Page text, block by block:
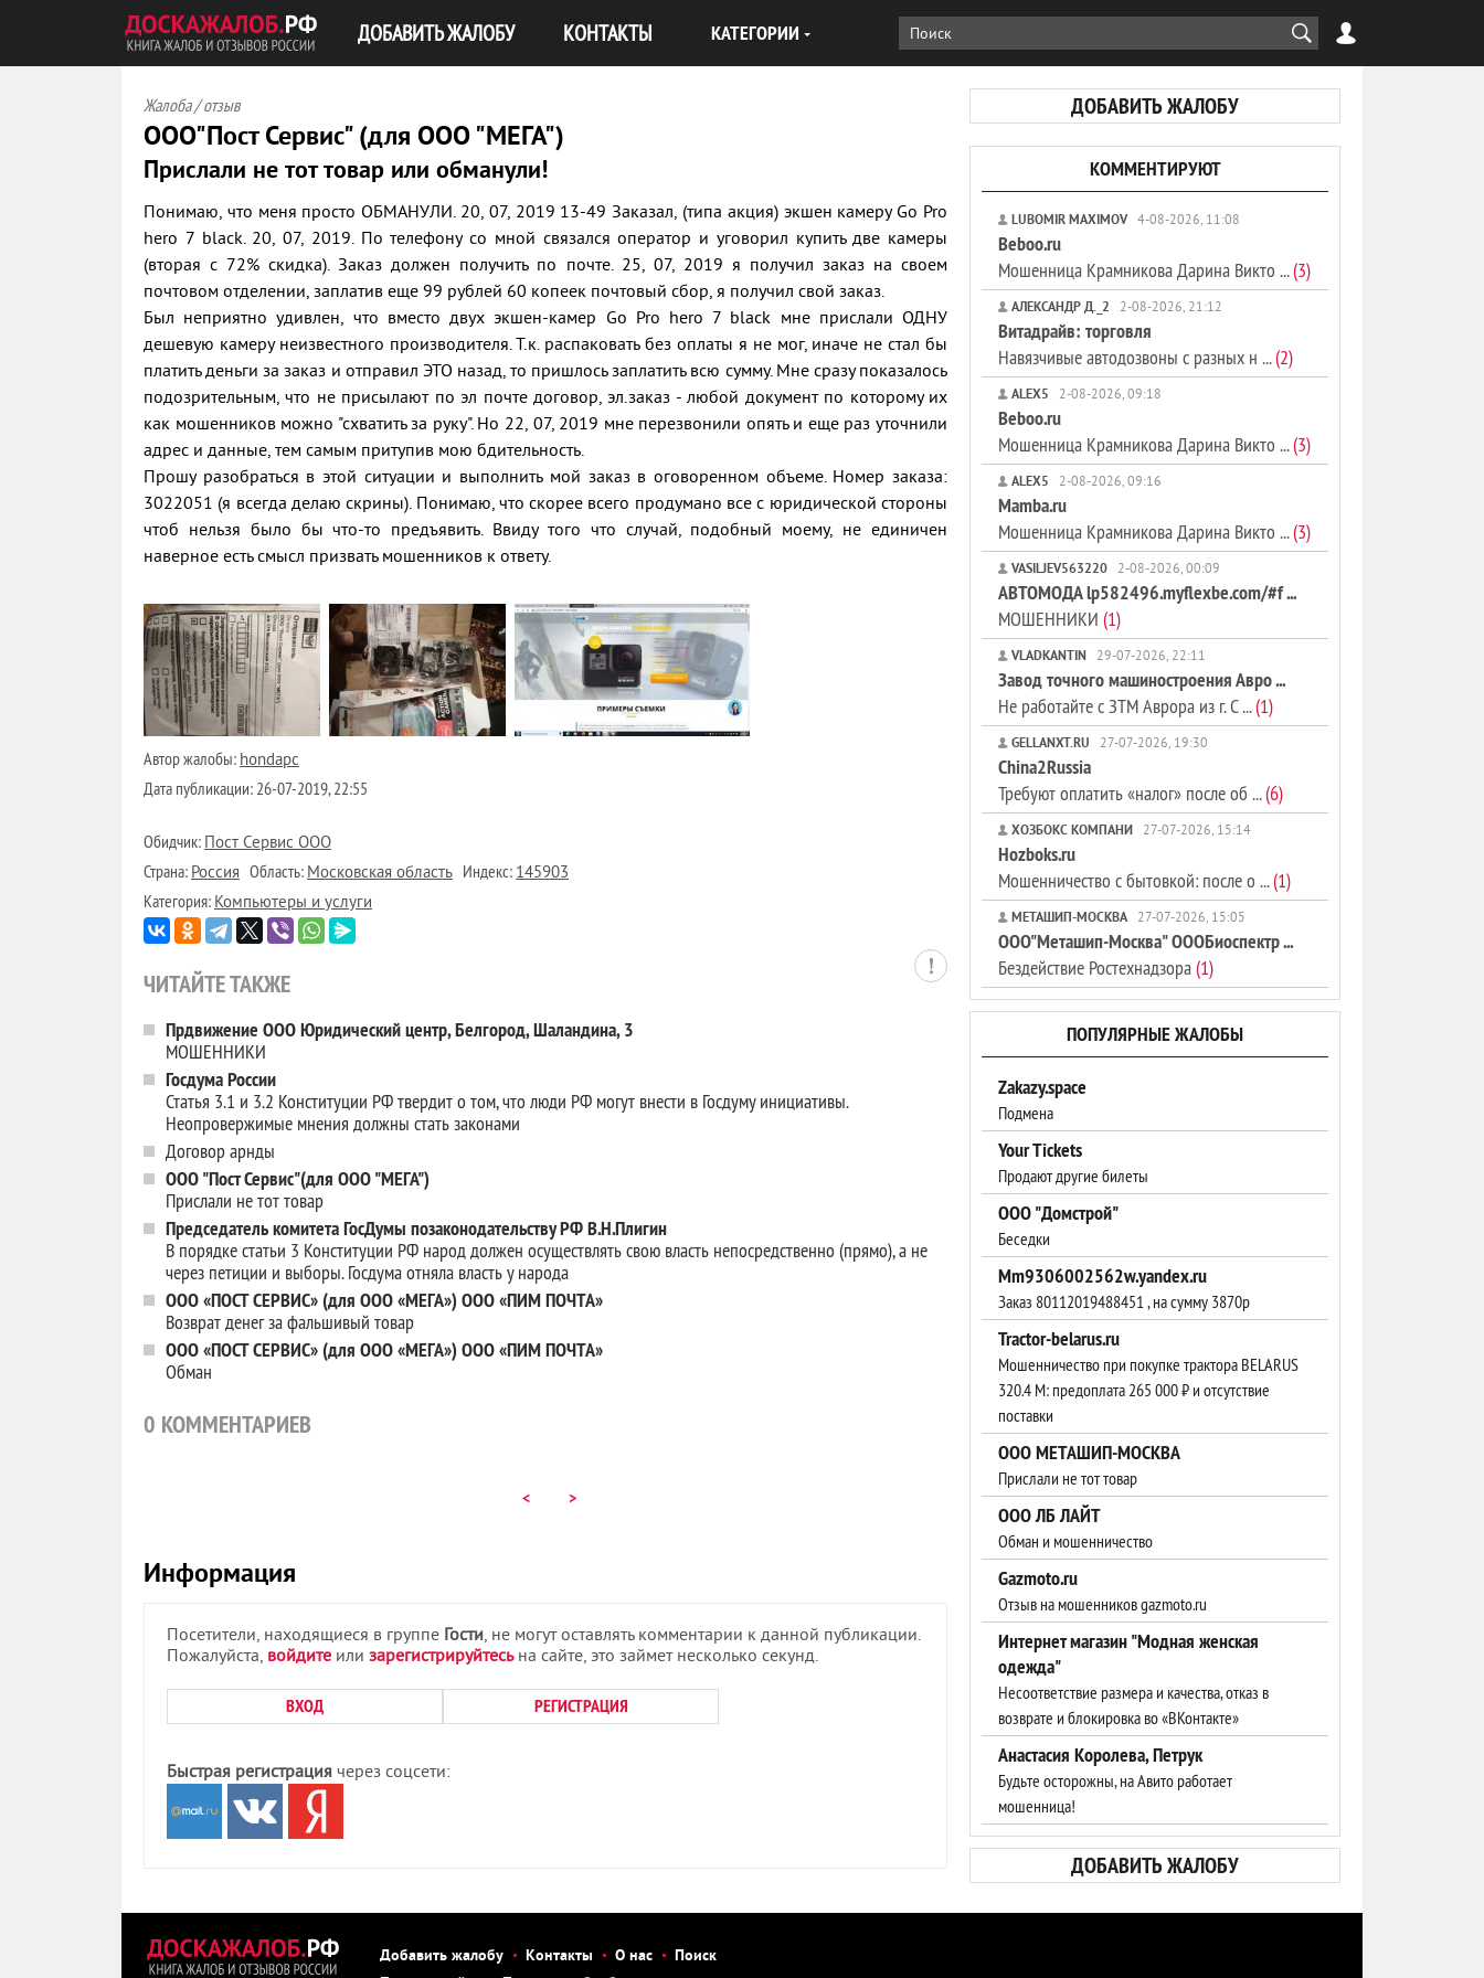
ДОБАВИТЬ ЖАЛОБУ КОНТАКТЫ КАТЕГОРИИ
ДОБАВИТЬ ЖАЛОБУ
Жалоба / отзыв
ООО"Пост Сервис" (для ООО "МЕГА")
Прислали не тот товар или обманули!
Понимаю, что меня просто ОБМАНУЛИ. 20, 07, 2019 13-49 Заказал, (типа акция) экшен камеру Go Pro
hero 7 black. 20, 07, 2019. По телефону со мной связался оператор и уговорил купить две камеры
(вторая с 72% скидка). Заказ должен получить по почте. 25, 07, 2019 я получил заказ на своем
почтовом отделении, заплатив еще 99 рублей 60 копеек почтовый сбор, я получил свой заказ.
Был неприятно удивлен, что вместо двух экшен-камер Go Pro hero 7 black мне прислали ОДНУ
дешевую камеру неизвестного производителя. Т.к. распаковать без оплаты я не мог, иначе не стал бы
платить деньги за заказ и отправил ЭТО назад, то пришлось заплатить всю сумму. Мне сразу показалось
подозрительным, что не присылают по эл почте договор, эл.заказ - любой документ по которому их
как мошенников можно "схватить за руку". Но 22, 07, 2019 мне перезвонили опять и еще раз уточнили
адрес и данные, тем самым притупив мою бдительность.
Прошу разобраться в этой ситуации и выполнить мой заказ в оговоренном объеме. Номер заказа:
3022051 (я всегда делаю скрины). Понимаю, что скорее всего продумано все с юридической стороны
чтоб нельзя было бы что-то предъявить. Ввиду того что случай, подобный моему, не единичен
наверное есть смысл призвать мошенников к ответу.
Автор жалобы:hondapc
Дата публикации: 26-07-2019, 22:55
Обидчик:Пост Сервис ООО
Страна:Россия Область:Московская область Индекс:145903
Категория:Компьютеры и услуги
ЧИТАЙТЕ ТАКЖЕ
Прдвижение ООО Юридический центр, Белгород, Шаландина, 3
МОШЕННИКИ
Госдума России
Статья 3.1 и 3.2 Конституции РФ твердит о том, что люди РФ могут внести в Госдуму инициативы.
Неопровержимые мнения должны стать законами
Договор арнды
ООО "Пост Сервис"(для ООО "МЕГА")
Прислали не тот товар
Председатель комитета ГосДумы позаконодательству РФ В.Н.Плигин
В порядке статьи 3 Конституции РФ народ должен осуществлять свою власть непосредственно (прямо), а не
через петиции и выборы. Госдума отняла власть у народа
ООО «ПОСТ СЕРВИС» (для ООО «МЕГА») ООО «ПИМ ПОЧТА»
Возврат денег за фальшивый товар
ООО «ПОСТ СЕРВИС» (для ООО «МЕГА») ООО «ПИМ ПОЧТА»
Обман
0 КОММЕНТАРИЕВ
< >
Информация
Посетители, находящиеся в группе Гости, не могут оставлять комментарии к данной публикации.
Пожалуйста, войдите или зарегистрируйтесьна сайте, это займет несколько секунд.
ВХОД РЕГИСТРАЦИЯ
Быстрая регистрация через соцсети:
КОММЕНТИРУЮТ
LUBOMIR MAXIMOV 4-08-2026, 11:08
Beboo.ru
Мошенница Крамникова Дарина Викто ...(3)
АЛЕКСАНДР Д._2 2-08-2026, 21:12
Витадрайв: торговля
Навязчивые автодозвоны с разных н ...(2)
ALEX5 2-08-2026, 09:18
Beboo.ru
Мошенница Крамникова Дарина Викто ...(3)
ALEX5 2-08-2026, 09:16
Mamba.ru
Мошенница Крамникова Дарина Викто ...(3)
VASILJEV563220 2-08-2026, 00:09
АВТОМОДА lp582496.myflexbe.com/#f ...
МОШЕННИКИ (1)
VLADKANTIN 29-07-2026, 22:11
Завод точного машиностроения Авро ...
Не работайте с ЗТМ Аврора из г. С ...(1)
GELLANXT.RU 27-07-2026, 19:30
China2Russia
Требуют оплатить «налог» после об ...(6)
ХОЗБОКС КОМПАНИ 27-07-2026, 15:14
Hozboks.ru
Мошенничество с бытовкой: после о ...(1)
МЕТАШИП-МОСКВА 27-07-2026, 15:05
ООО"Меташип-Москва" ОООБиоспектр ...
Бездействие Ростехнадзора(1)
ПОПУЛЯРНЫЕ ЖАЛОБЫ
Zakazy.space
Подмена
Your Tickets
Продают другие билеты
ООО "Домстрой"
Беседки
Mm9306002562w.yandex.ru
Заказ 80112019488451 , на сумму 3870р
Tractor-belarus.ru
Мошенничество при покупке трактора BELARUS
320.4 М: предоплата 265 000 ₽ и отсутствие
поставки
ООО МЕТАШИП-МОСКВА
Прислали не тот товар
ООО ЛБ ЛАЙТ
Обман и мошенничество
Gazmoto.ru
Отзыв на мошенников gazmoto.ru
Интернет магазин "Модная женская
одежда"
Несоответствие размера и качества, отказ в
возврате и блокировка во «ВКонтакте»
Анастасия Королева, Петрук
Будьте осторожны, на Авито работает
мошенница!
ДОБАВИТЬ ЖАЛОБУ
Добавить жалобу Контакты О нас
Поиск